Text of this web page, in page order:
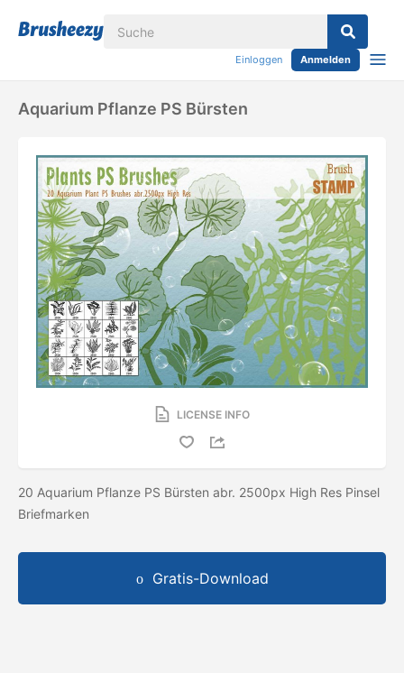
Einloggen Anmelden
Aquarium Pflanze PS Bürsten
LICENSE INFO
20 Aquarium Pflanze PS Bürsten abr. 2500px High Res Pinsel
Briefmarken
Gratis-Download